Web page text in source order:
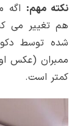
نکته مهم: اگه
هم تغییر می
شده توسط
ممبران (عکس
کمتر است.